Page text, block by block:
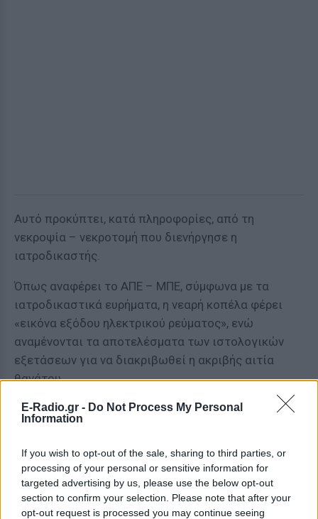
E-Radio.gr - Do Not Process My Personal
Information
If you wish to opt-out of the sale, sharing to third parties, or
processing of your personal or sensitive information for
targeted advertising by us, please use the below opt-out
section to confirm your selection. Please note that after your
opt-out request is processed you may continue seeing
Αυτό προκύπτει, κατά πληροφορίες, από τη
νεκροψία – νεκροτομή που διενήργησε η
ιατροδικαστής.
Όπως αναφέρει το ΑΠΕ – ΜΠΕ, σύμφωνα με τα
ιατροδικαστικά ευρήματα, η νεαρή κοπέλα φέρει
«εικόνα εξόδου ηλεκτρικού ρεύματος», ενώ
αναμένονται τα αποτελέσματα των ιστολογικών
εξετάσεων για να διακριβωθεί η ακριβής αιτία
θανάτου.
[ΠΗΓΗ]
ΔΙΑΦΗΜΙΣΗ